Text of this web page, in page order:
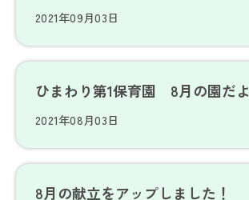
2021年09月03日
ひまわり第1保育園 8月の園だ
2021年08月03日
8月の献立をアップしました！